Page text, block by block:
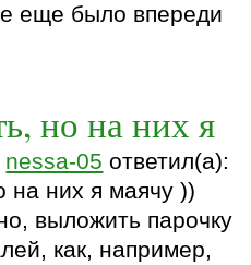
еще было впереди
но на них я
nessa-05 ответил(а):
на них я маячу ))
выложить парочку
как, например,